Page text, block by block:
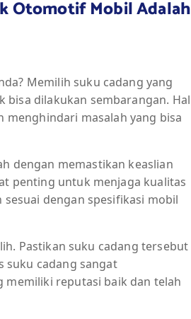
Otomotif Mobil Adalah
Memilih suku cadang yang
dilakukan sembarangan. Hal
masalah yang bisa
dengan memastikan keaslian
penting untuk menjaga kualitas
dengan spesifikasi mobil
Pastikan suku cadang tersebut
suku cadang sangat
memiliki reputasi baik dan telah